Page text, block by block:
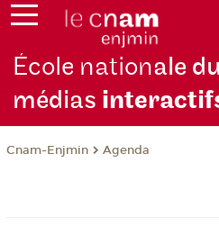
École nationale
médias
Cnam-Enjmin Agenda